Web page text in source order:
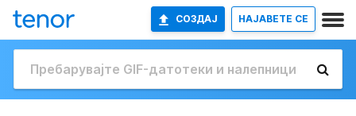
СОЗДАЈ НАЈАВETE СЕ